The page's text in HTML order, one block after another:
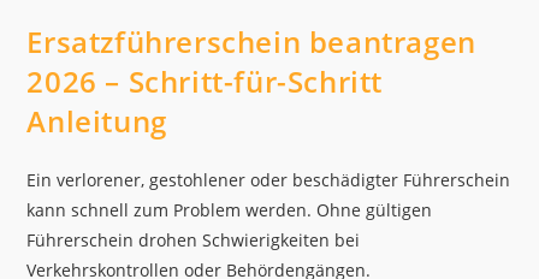
Ersatzführerschein beantragen
2026 – Schritt-für-Schritt
Anleitung
Ein verlorener, gestohlener oder beschädigter Führerschein
kann schnell zum Problem werden. Ohne gültigen
Führerschein drohen Schwierigkeiten bei
Verkehrskontrollen oder Behördengängen.